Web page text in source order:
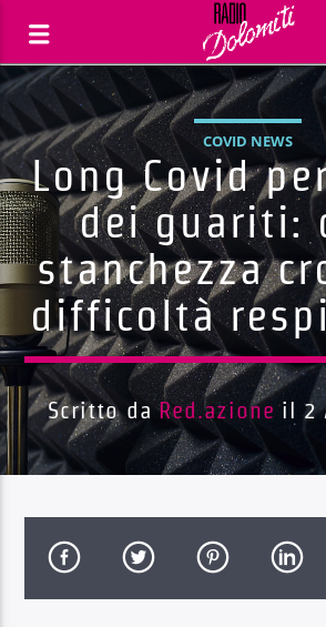
Traccia corrente
Titolo
Artista
COVID NEWS
Long Covid
dei guariti:
stanchezza
difficoltà
Scritto daRed.azione il 2